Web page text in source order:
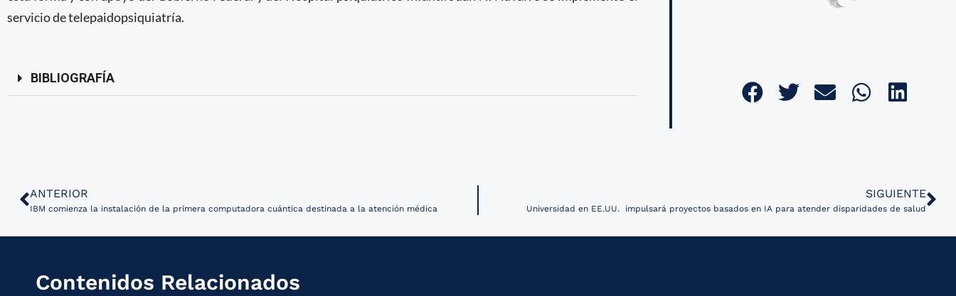
servicio de telepaidopsiquiatría.
BIBLIOGRAFÍA
ANTERIOR
IBM comienza la instalación de la primera computadora cuántica destinada a la atención médica
SIGUIENTE
Universidad en EE.UU. impulsará proyectos basados en IA para atender disparidades de salud
Contenidos Relacionados